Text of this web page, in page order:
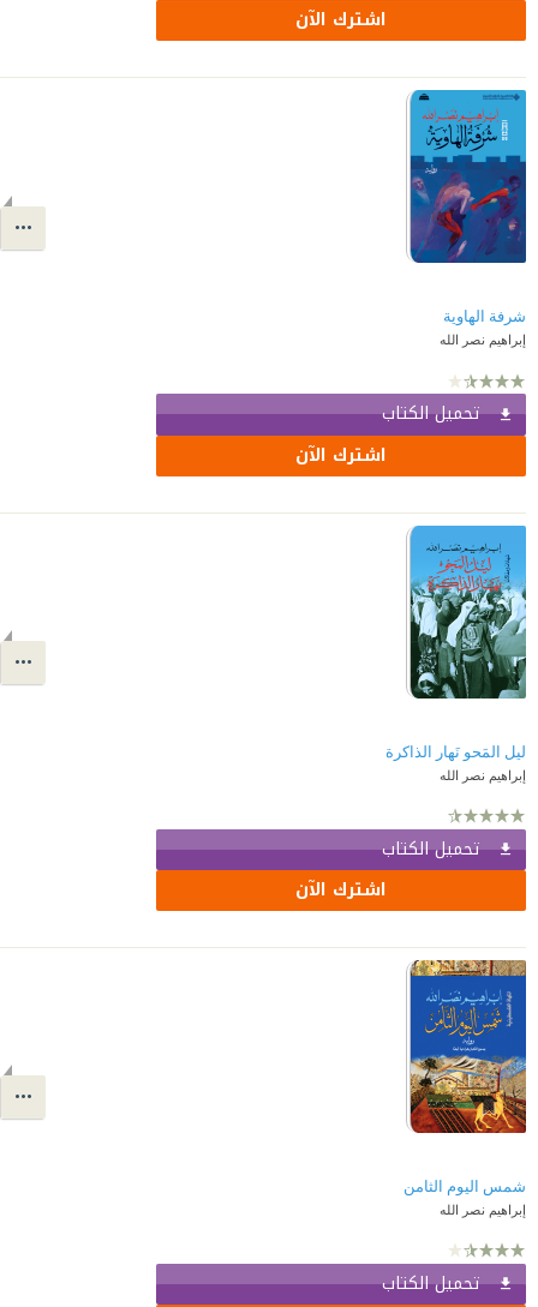
اشترك الآن
شرفة الهاوية
إبراهيم نصر الله
تحميل الكتاب
اشترك الآن
ليل المَحو نَهار الذاكرة
إبراهيم نصر الله
تحميل الكتاب
اشترك الآن
شمس اليوم الثامن
إبراهيم نصر الله
تحميل الكتاب